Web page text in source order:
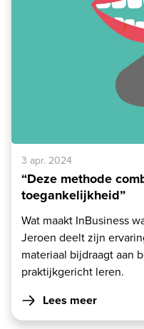
3 apr. 2024
“Deze methode
toegankelijkheid”
Wat maakt InBusiness
Jeroen deelt zijn
materiaal bijdraagt aan
praktijkgericht leren.
Lees meer